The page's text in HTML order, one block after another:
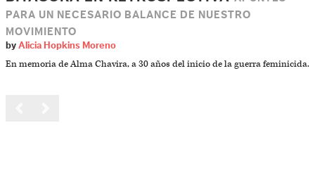
PARA UN NECESARIO BALANCE DE NUESTRO
MOVIMIENTO
by Alicia Hopkins Moreno
En memoria de Alma Chavira, a 30 años del inicio de la guerra feminicida.